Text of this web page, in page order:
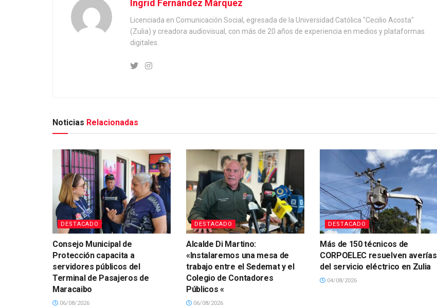
Ingrid Fernández Márquez
Licenciada en Comunicación Social, egresada de la Universidad Católica "Cecilio Acosta"
(Zulia) y creadora audiovisual, con más de 20 años de experiencia en medios y plataformas
digitales.
Noticias Relacionadas
DESTACADO
Consejo Municipal de
Protección capacita a
servidores públicos del
Terminal de Pasajeros de
Maracaibo
06/08/2026
DESTACADO
Alcalde Di Martino:
«Instalaremos una mesa de
trabajo entre el Sedemat y el
Colegio de Contadores
Públicos «
06/08/2026
DESTACADO
Más de 150 técnicos de
CORPOELEC resuelven averías
del servicio eléctrico en Zulia
04/08/2026